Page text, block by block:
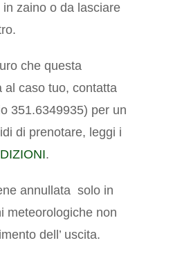
zaino o da lasciare
che questa
al caso tuo, contatta
351.6349935) per un
di prenotare, leggi i
.
annullata solo in
meteorologiche non
dell’ uscita.